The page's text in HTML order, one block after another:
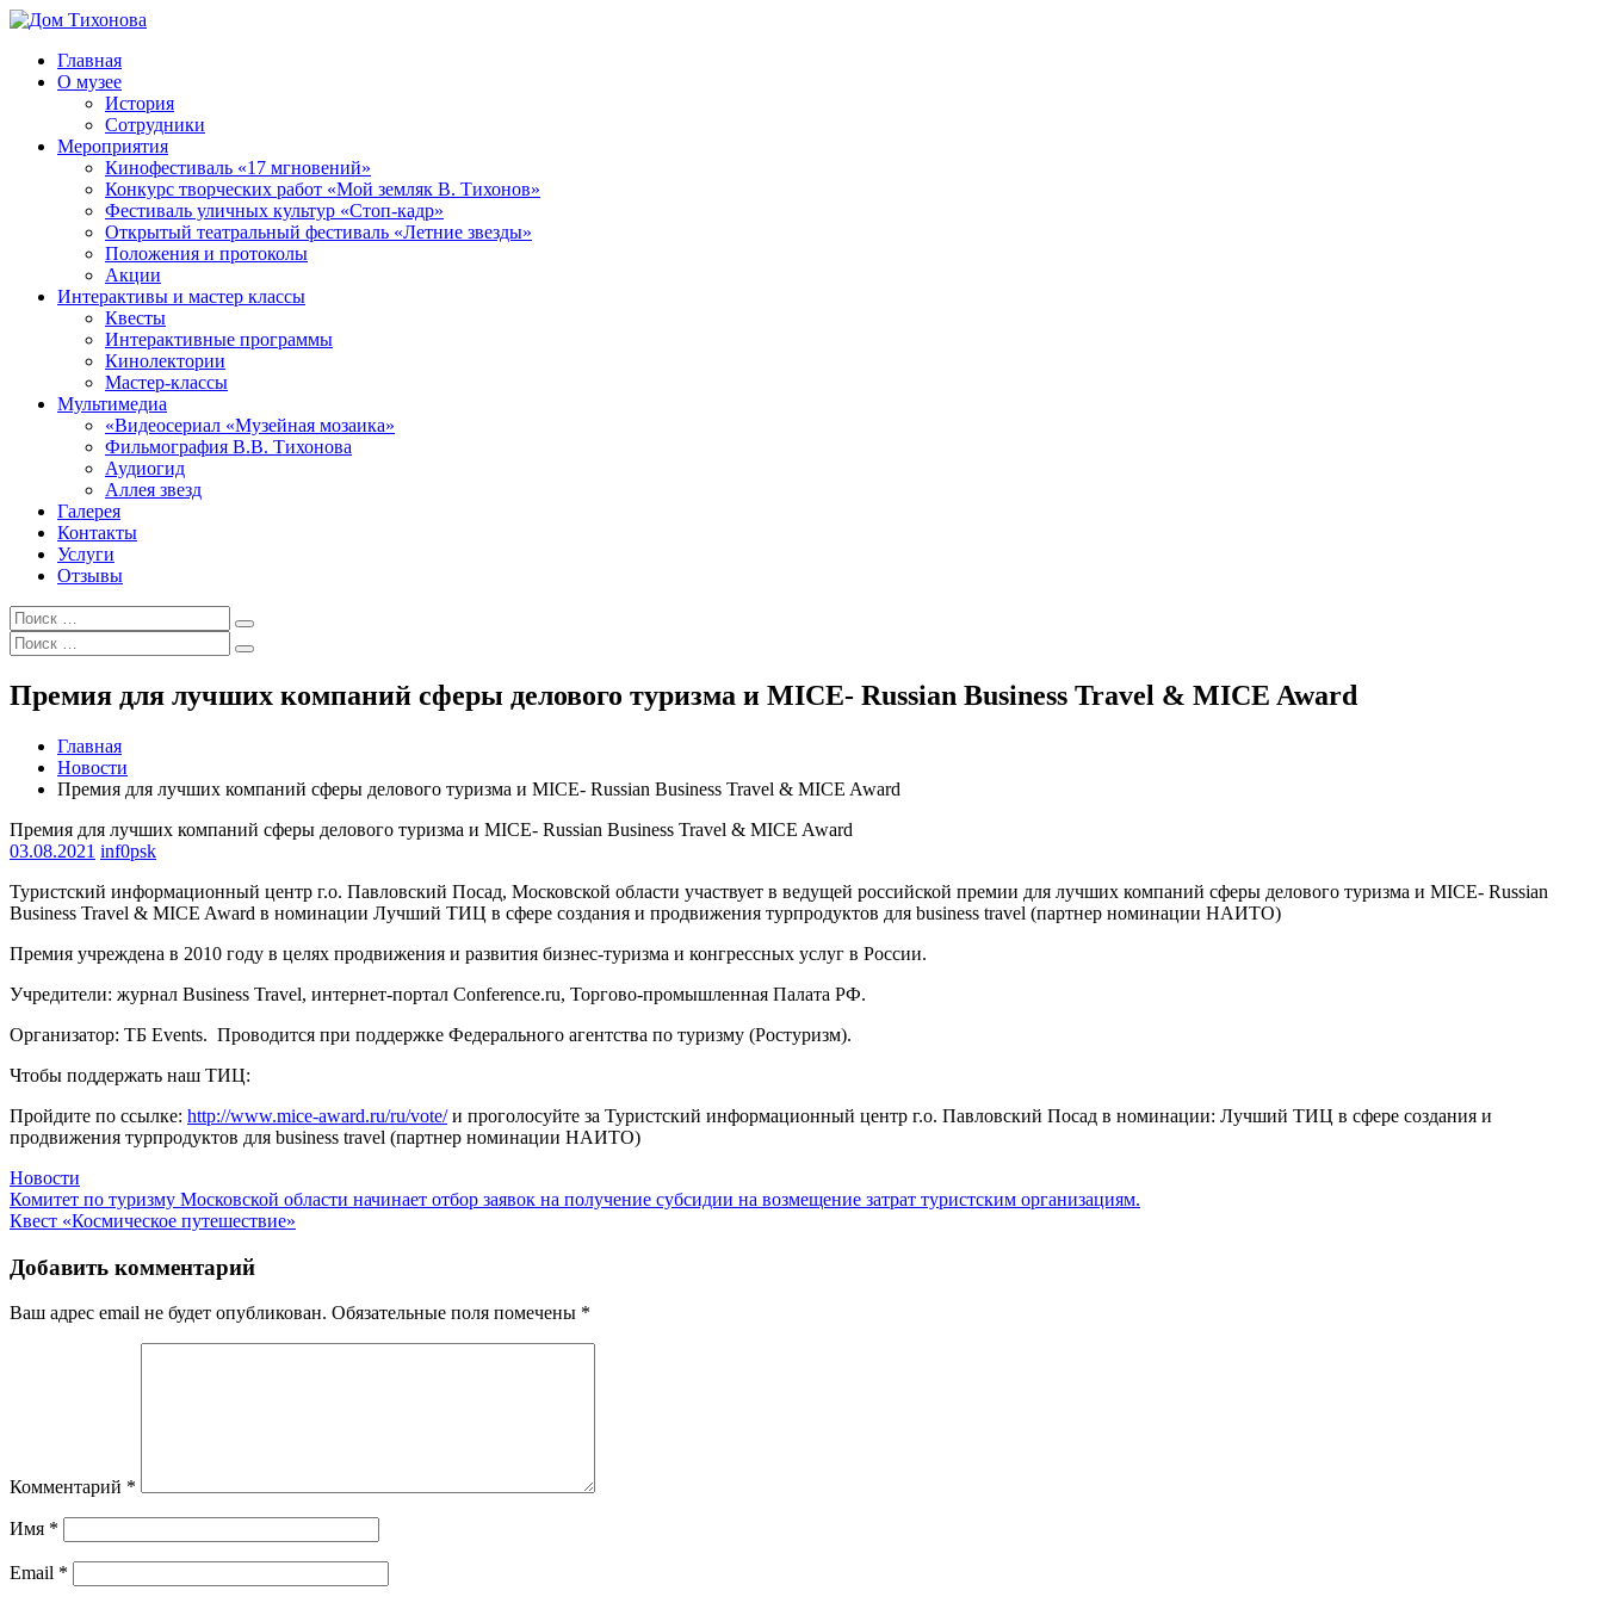
Перейти
содержимому
Дом
Тихонова
ППМВК
Главная
О музее
История
Сотрудники
Мероприятия
Кинофестиваль «17 мгновений»
Конкурс творческих работ «Мой земляк В. Тихонов»
Фестиваль уличных культур «Стоп-кадр»
Открытый театральный фестиваль «Летние звезды»
Положения и протоколы
Акции
Интерактивы и мастер классы
Квесты
Интерактивные программы
Кинолектории
Мастер-классы
Мультимедиа
«Видеосериал «Музейная мозаика»
Фильмография В.В. Тихонова
Аудиогид
Аллея звезд
Галерея
Контакты
Услуги
Отзывы
Искать:
Поиск
Искать:
Поиск
Премия для лучших компаний сферы делового туризма и MICE- Russian Business Travel & MICE Award
Главная
Новости
Премия для лучших компаний сферы делового туризма и MICE- Russian Business Travel & MICE Award
Премия для лучших компаний сферы делового туризма и MICE- Russian Business Travel & MICE Award
03.08.2021 inf0psk
Туристский информационный центр г.о. Павловский Посад, Московской области участвует в ведущей российской премии для лучших компаний сферы делового туризма и MICE- Russian
Business Travel & MICE Award в номинации Лучший ТИЦ в сфере создания и продвижения турпродуктов для business travel (партнер номинации НАИТО)
Премия учреждена в 2010 году в целях продвижения и развития бизнес-туризма и конгрессных услуг в России.
Учредители: журнал Business Travel, интернет-портал Conference.ru, Торгово-промышленная Палата РФ.
Организатор: ТБ Events. Проводится при поддержке Федерального агентства по туризму (Ростуризм).
Чтобы поддержать наш ТИЦ:
Пройдите по ссылке: http://www.mice-award.ru/ru/vote/и проголосуйте за Туристский информационный центр г.о. Павловский Посад в номинации: Лучший ТИЦ в сфере создания и
продвижения турпродуктов для business travel (партнер номинации НАИТО)
Новости
Навигация
по
записям
Комитет по туризму Московской области начинает отбор заявок на получение субсидии на возмещение затрат туристским организациям.
Квест «Космическое путешествие»
Добавить комментарий
Ваш адрес email не будет опубликован. Обязательные поля помечены *
Комментарий *
Имя *
Email *